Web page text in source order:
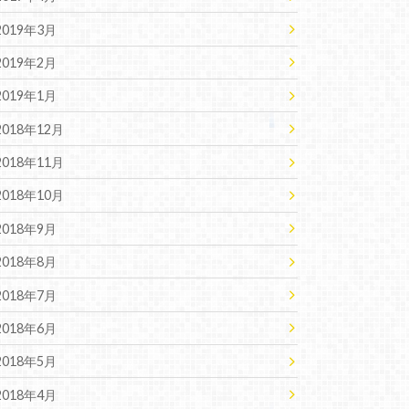
年3月
年2月
年1月
年12月
年11月
年10月
年9月
年8月
年7月
年6月
年5月
年4月